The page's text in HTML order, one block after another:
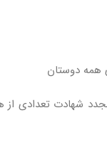
همه دوستان
شهادت تعدادی از